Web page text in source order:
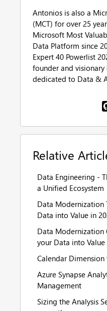
Antonios is also a
(MCT) for over 25
Microsoft Most
Data Platform since
Expert 40 Powerlist
founder and visionary
dedicated to Data &
Relative
Data Engineering -
a Unified Ecosystem
Data Modernization
Data into Value in
Data Modernization
your Data into Value
Calendar
Azure Synapse
Management
Sizing the Analysis